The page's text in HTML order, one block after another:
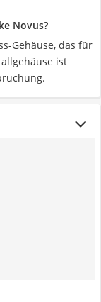
Novus?
Gehäuse, das für
ist